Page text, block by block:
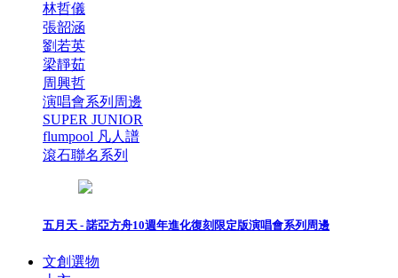
林哲儀
張韶涵
劉若英
梁靜茹
周興哲
演唱會系列周邊
SUPER JUNIOR
flumpool 凡人譜
滾石聯名系列
五月天 - 諾亞方舟10週年進化復刻限定版演唱會系列周邊
文創選物